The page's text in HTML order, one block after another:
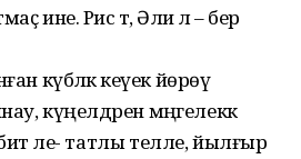
Рәис тә, Әлиә лә – бер
күбәләк кеүек йөрөү
күңелдәрен мәңгелеккә
әле- татлы телле, йылғыр